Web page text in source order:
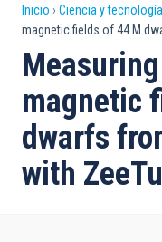
Sobrescribir
enlaces
de
ayuda
a
la
Inicio Ciencia y tecnología
magnetic fields of 44 M
magnetic
dwarfs
with